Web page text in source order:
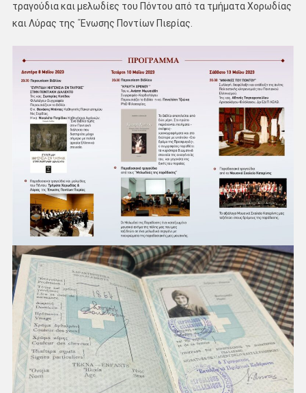
τραγούδια και μελωδίες του Πόντου από τα τμήματα Χορωδίας
και Λύρας της ΄Ένωσης Ποντίων Πιερίας.